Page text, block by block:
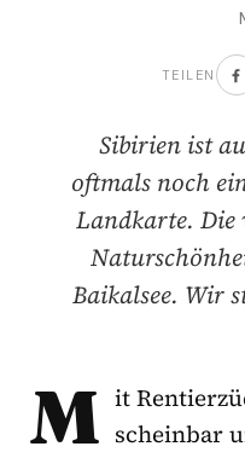
TEILEN
Sibirien ist
oftmals noch
Landkarte. Die
Baikalsee. Wir
M it
scheinbar